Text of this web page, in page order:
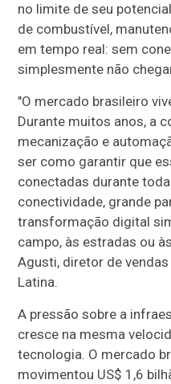
no limite de seu
de combustível,
em tempo real: sem
simplesmente não
"O mercado brasileiro
Durante muitos anos, a
mecanização e
ser como garantir que
conectadas durante
conectividade, grande
transformação digital
campo, às estradas ou
Agusti, diretor de
Latina.
A pressão sobre a
cresce na mesma
tecnologia. O mercado
movimentou US$ 1,6